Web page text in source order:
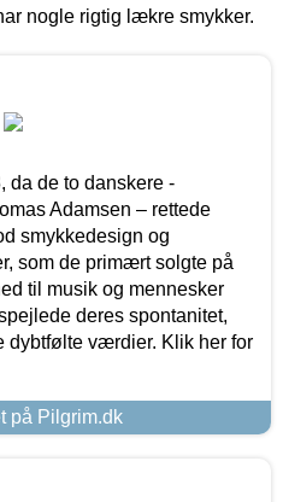
nogle rigtig lækre smykker.
da de to danskere -
Adamsen – rettede
smykkedesign og
som de primært solgte på
til musik og mennesker
deres spontanitet,
dybtfølte værdier. Klik her for
på Pilgrim.dk